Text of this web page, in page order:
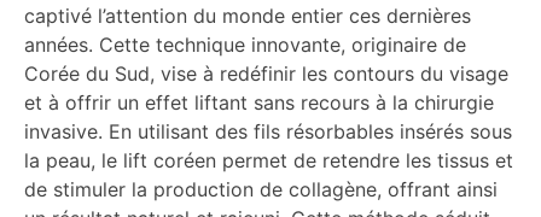
captivé l’attention du monde entier ces dernières
années. Cette technique innovante, originaire de
Corée du Sud, vise à redéfinir les contours du visage
et à offrir un effet liftant sans recours à la chirurgie
invasive. En utilisant des fils résorbables insérés sous
la peau, le lift coréen permet de retendre les tissus et
de stimuler la production de collagène, offrant ainsi